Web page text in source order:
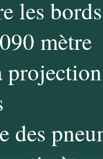
les
mètre
des